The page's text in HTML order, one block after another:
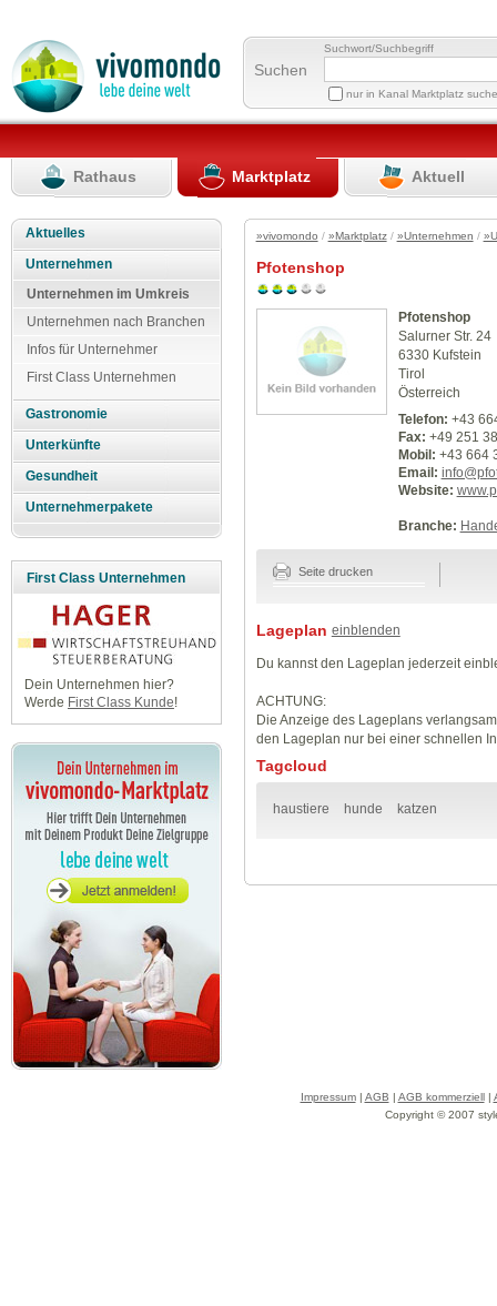
Suchen
Suchwort/Suchbegriff
nur in Kanal Marktplatz
Rathaus Marktplatz Aktuell
Aktuelles
Unternehmen
Unternehmen im Umkreis
Unternehmen nach Branchen
Infos für Unternehmer
First Class Unternehmen
Gastronomie
Unterkünfte
Gesundheit
Unternehmerpakete
First Class Unternehmen
Dein Unternehmen hier?
Werde First Class Kunde!
»vivomondo / »Marktplatz/ »Unternehmen /
Pfotenshop
Pfotenshop
Salurner Str. 24
6330 Kufstein
Tirol
Österreich
Telefon: +43
Fax: +49 251
Mobil: +43 664
Email:
Website:
Branche:
Seite drucken
Lageplan einblenden
Du kannst den Lageplan jederzeit
ACHTUNG:
Die Anzeige des Lageplans
den Lageplan nur bei einer schnellen
Tagcloud
haustiere hunde katzen
Impressum| AGB | AGB kommerziell|
Copyright © 2007